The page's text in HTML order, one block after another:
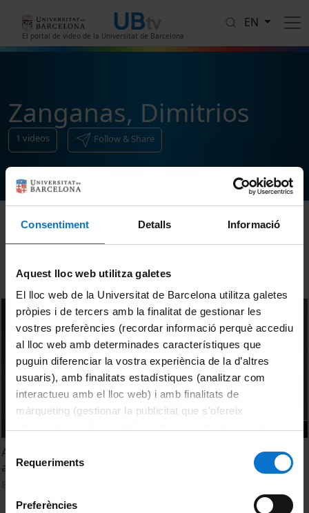
Consentiment Detalls Informació
Aquest lloc web utilitza galetes
El lloc web de la Universitat de Barcelona utilitza galetes
pròpies i de tercers amb la finalitat de gestionar les
vostres preferències (recordar informació perquè accediu
al lloc web amb determinades característiques que
puguin diferenciar la vostra experiència de la d’altres
usuaris), amb finalitats estadístiques (analitzar com
interactueu amb el lloc web) i amb finalitats de
màrqueting (gestionar la publicitat que s’ofereix
consultar laPolítica de galetes del lloc web de la
Selecció
de Requeriments
Preferències
El portal de vídeo de la Universitat de Barcelona
EN
Zanganas, Dimitrios
1 videos Follow & Share
Sort
Advanced Oxidation Processes for micropollutant
abatement in seawater matrix